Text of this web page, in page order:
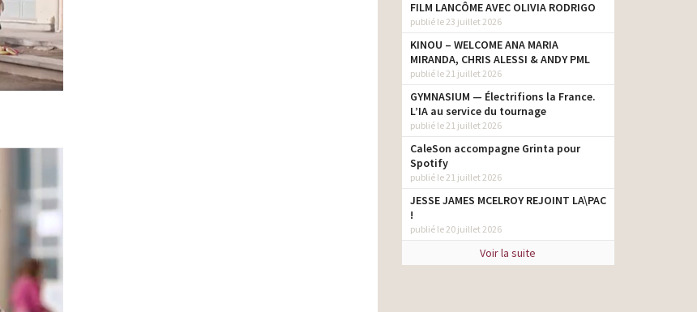
FILM LANCÔME AVEC OLIVIA RODRIGO
publié le 23 juillet 2026
KINOU – WELCOME ANA MARIA
MIRANDA, CHRIS ALESSI & ANDY PML
publié le 21 juillet 2026
GYMNASIUM — Électrifions la France.
L’IA au service du tournage
publié le 21 juillet 2026
CaleSon accompagne Grinta pour
Spotify
publié le 21 juillet 2026
JESSE JAMES MCELROY REJOINT LA\PAC
!
publié le 20 juillet 2026
Voir la suite